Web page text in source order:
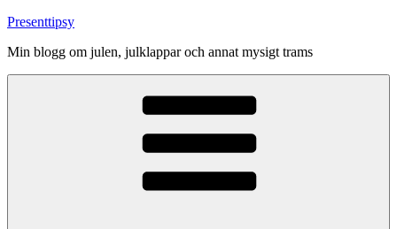
Skip
content
Presenttipsy
Min blogg om julen, julklappar och annat mysigt trams